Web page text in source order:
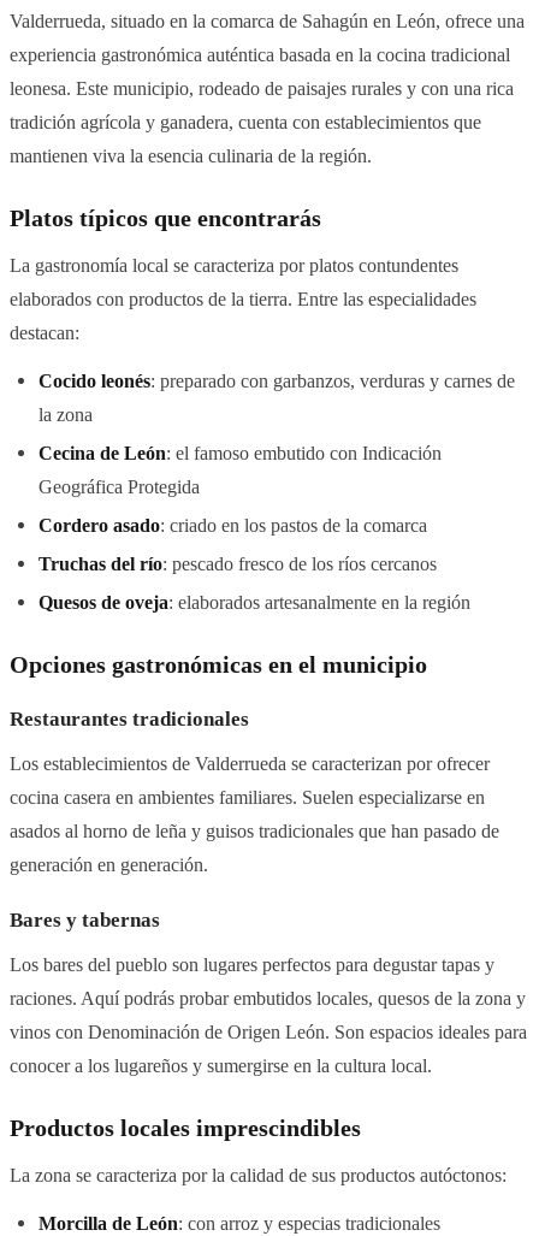
Valderrueda, situado en la comarca de Sahagún en León, ofrece una
experiencia gastronómica auténtica basada en la cocina tradicional
leonesa. Este municipio, rodeado de paisajes rurales y con una rica
tradición agrícola y ganadera, cuenta con establecimientos que
mantienen viva la esencia culinaria de la región.
Platos típicos que encontrarás
La gastronomía local se caracteriza por platos contundentes
elaborados con productos de la tierra. Entre las especialidades
destacan:
Cocido leonés: preparado con garbanzos, verduras y carnes de
la zona
Cecina de León: el famoso embutido con Indicación
Geográfica Protegida
Cordero asado: criado en los pastos de la comarca
Truchas del río: pescado fresco de los ríos cercanos
Quesos de oveja: elaborados artesanalmente en la región
Opciones gastronómicas en el municipio
Restaurantes tradicionales
Los establecimientos de Valderrueda se caracterizan por ofrecer
cocina casera en ambientes familiares. Suelen especializarse en
asados al horno de leña y guisos tradicionales que han pasado de
generación en generación.
Bares y tabernas
Los bares del pueblo son lugares perfectos para degustar tapas y
raciones. Aquí podrás probar embutidos locales, quesos de la zona y
vinos con Denominación de Origen León. Son espacios ideales para
conocer a los lugareños y sumergirse en la cultura local.
Productos locales imprescindibles
La zona se caracteriza por la calidad de sus productos autóctonos:
Morcilla de León: con arroz y especias tradicionales